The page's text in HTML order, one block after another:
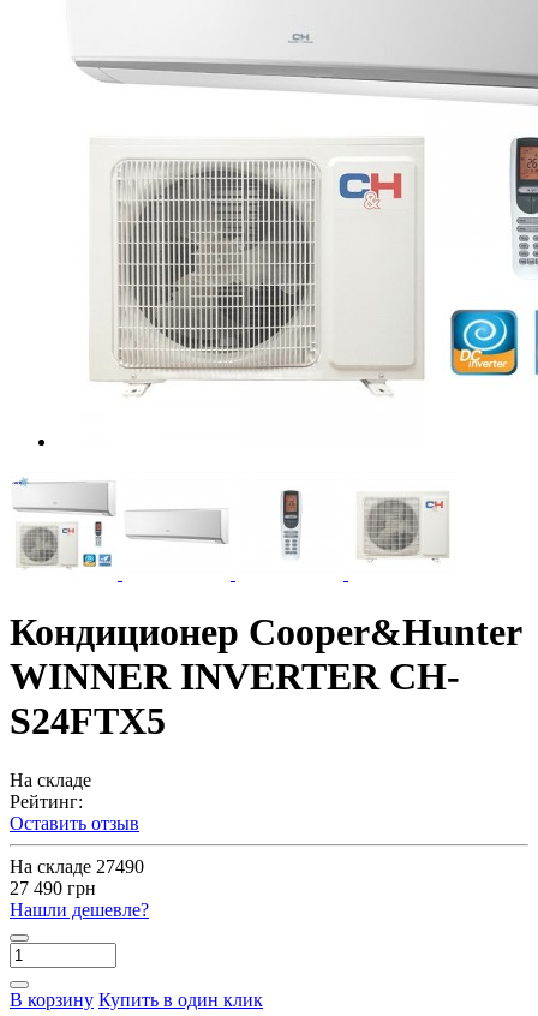
Кондиционер Cooper&Hunter
WINNER INVERTER CH-
S24FTX5
На складе
Рейтинг:
Оставить отзыв
На складе 27490
27 490 грн
Нашли дешевле?
В корзину Купить в один клик